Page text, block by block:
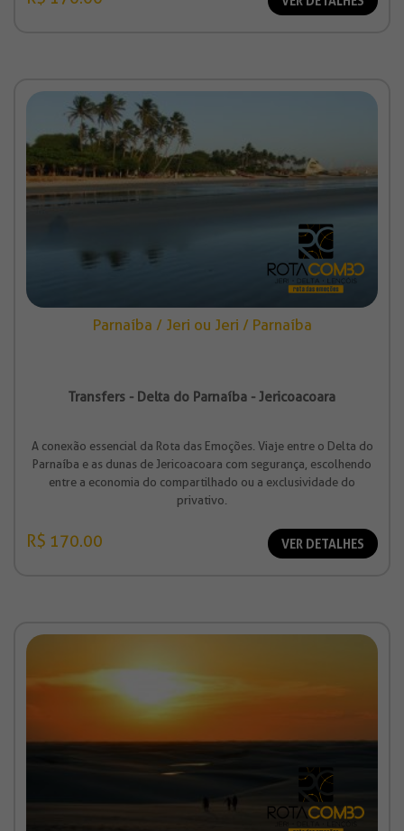
Parnaíba / Jeri ou Jeri / Parnaíba
Transfers - Delta do Parnaíba - Jericoacoara
A conexão essencial da Rota das Emoções. Viaje entre o Delta do
Parnaíba e as dunas de Jericoacoara com segurança, escolhendo
entre a economia do compartilhado ou a exclusividade do
privativo.
R$ 170.00 VER DETALHES